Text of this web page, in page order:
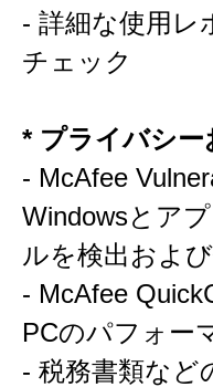
- 詳細な使用レ
チェック
* プライバシー
- McAfee
Windowsとア
ルを検出およ
- McAfee
PCのパフォー
- 税務書類など